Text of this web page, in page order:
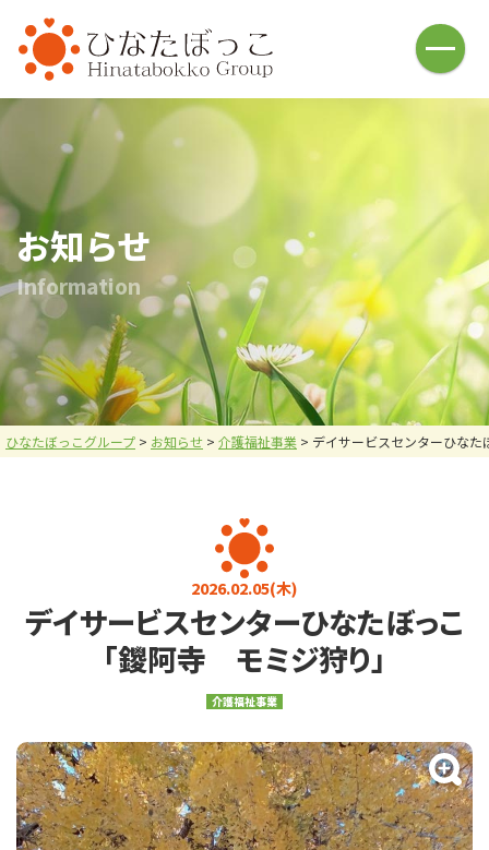
HOME
介護福祉事業
ひなたぼっこ(借宿町)
ひなたぼっこ(中川町)
ひなた庵(⼩俣町)
さんぽ道(⼭下町)
ひなたの広場(五⼗部町)
ひなた⽇和(本城)
ハレノヒ(中川町)
あしかが⻄の杜(⼭下町)
おひさま
名草釣堀
釣堀施設・ヤギ牧場
バーベキュー施設
お問い合わせ
炭焼倶楽部 火炉
メニュー
採用情報 会社案内
介護に関するご相談
080-4760-7823
9:00～17:00 (土日・祝日を除く)
9:00～17:00 (土日・祝日を除く)
メールフォーム
お知らせ
Information
ひなたぼっこグループ > お知らせ > 介護福祉事業 > デイサービスセンターひな
2026.02.05(木)
デイサービスセンターひなたぼっこ
「鑁阿寺 モミジ狩り」
介護福祉事業